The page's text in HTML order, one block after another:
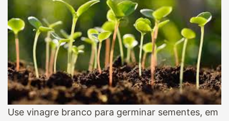
Use vinagre branco para germinar sementes, em